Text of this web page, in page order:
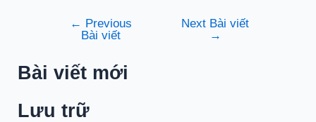
viết
← Previous
Bài viết
Next Bài viết
→
Bài viết mới
Lưu trữ